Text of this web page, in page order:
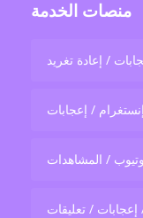
منصات الخدمة
/ إعادة تغريد
/ إعجابات
/ المشاهدات
/ تعليقات